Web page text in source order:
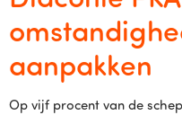
aanpakken
Op vijf procent van de